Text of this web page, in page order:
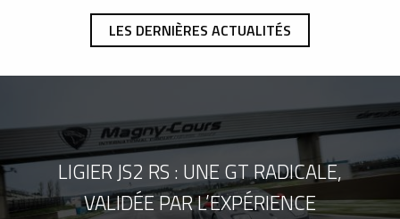
LES DERNIÈRES ACTUALITÉS
LIGIER JS2 RS : UNE GT RADICALE,
VALIDÉE PAR L’EXPÉRIENCE